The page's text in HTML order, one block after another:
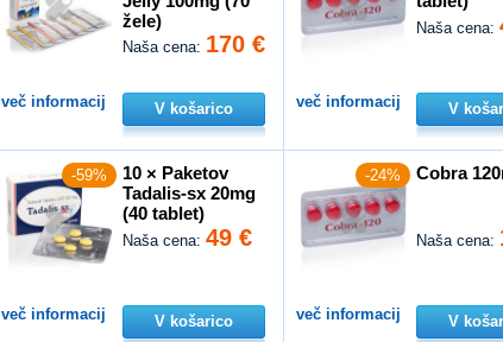
žele)
Naša cena: 170 €
več informacij V košarico
Naša cena:
več informacij V
-59%
10 × Paketov
Tadalis-sx 20mg
(40 tablet)
Naša cena:49 €
več informacij V košarico
-24% Cobra
Naša cena:
več informacij V